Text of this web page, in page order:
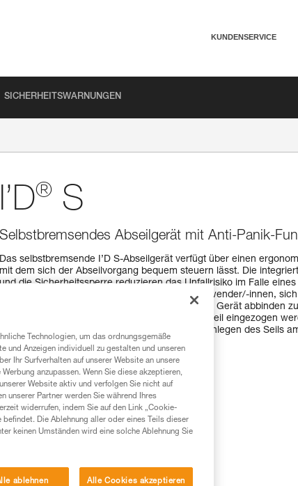
KUNDENSERVICE
SICHERHEITSWARNUNGEN
I’D® S
Selbstbremsendes Abseilgerät mit Anti-Panik-
Das selbstbremsende I’D S-Abseilgerät verfügt über einen
mit dem sich der Abseilvorgang bequem steuern lässt. Die
und die Sicherheitssperre reduzieren das Unfallrisiko im Falle
Das AUTO-LOCK-System ermöglicht es den Anwender/-innen,
positionieren, ohne den Hebel betätigen und das Gerät abbinden
Blockierung kann ohne Betätigung des Hebels Seil eingezogen
Sicherheitsclip ermöglicht es, das Gerät beim Einlegen des Seils
Weiterlesen
Einen Händler finden
Technologien, um das ordnungsgemäße
und Anzeigen individuell zu gestalten und unseren
Ihr Surfverhalten auf unserer Website an unsere
anzupassen. Wenn Sie diese akzeptieren,
Website aktiv und verfolgen Sie nicht auf
unserer Partner werden Sie während Ihres
widerrufen, indem Sie auf den Link „Cookie-
Die Ablehnung aller oder eines Teils dieser
keinen Umständen wird eine solche Ablehnung Sie
ablehnen Alle Cookies akzeptieren